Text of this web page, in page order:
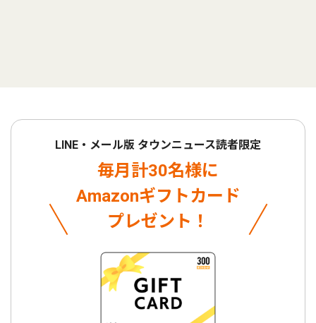
LINE・メール版 タウンニュース読者限定
毎月計30名様に
Amazonギフトカード
プレゼント！